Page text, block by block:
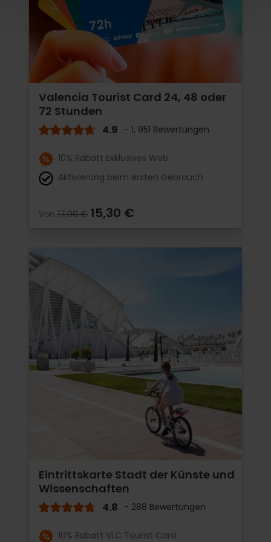
Valencia Tourist Card 24, 48 oder
72 Stunden
4.9 - 1, 951 Bewertungen
10% Rabatt Exklusives Web
Aktivierung beim ersten Gebrauch
Von 17,00 € 15,30 €
Eintrittskarte Stadt der Künste und
Wissenschaften
4.8 - 288 Bewertungen
10% Rabatt VLC Tourist Card